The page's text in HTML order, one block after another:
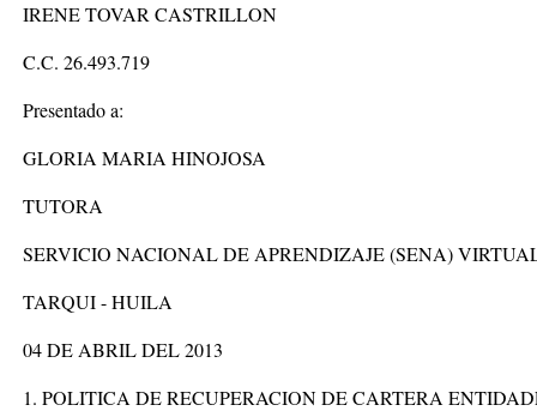
IRENE TOVAR CASTRILLON
C.C. 26.493.719
Presentado a:
GLORIA MARIA HINOJOSA
TUTORA
SERVICIO NACIONAL DE APRENDIZAJE (SENA)
TARQUI - HUILA
04 DE ABRIL DEL 2013
1. POLITICA DE RECUPERACION DE CARTERA